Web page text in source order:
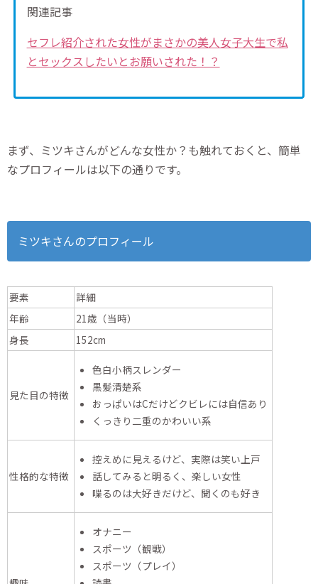
関連記事
セフレ紹介された女性がまさかの美人女子大生で私
とセックスしたいとお願いされた！？
まず、ミツキさんがどんな女性か？も触れておくと、簡単
なプロフィールは以下の通りです。
ミツキさんのプロフィール
要素
詳細
年齢
21歳（当時）
身長
152cm
見た目の特徴
色白小柄スレンダー
黒髪清楚系
おっぱいはCだけどクビレには自信あり
くっきり二重のかわいい系
性格的な特徴
控えめに見えるけど、実際は笑い上戸
話してみると明るく、楽しい女性
喋るのは大好きだけど、聞くのも好き
オナニー
スポーツ（観戦）
スポーツ（プレイ）